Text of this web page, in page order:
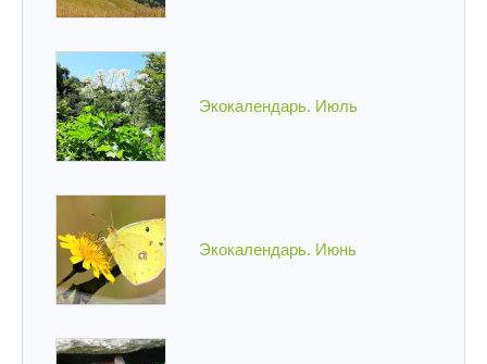
Экокалендарь. Июль
Экокалендарь. Июнь